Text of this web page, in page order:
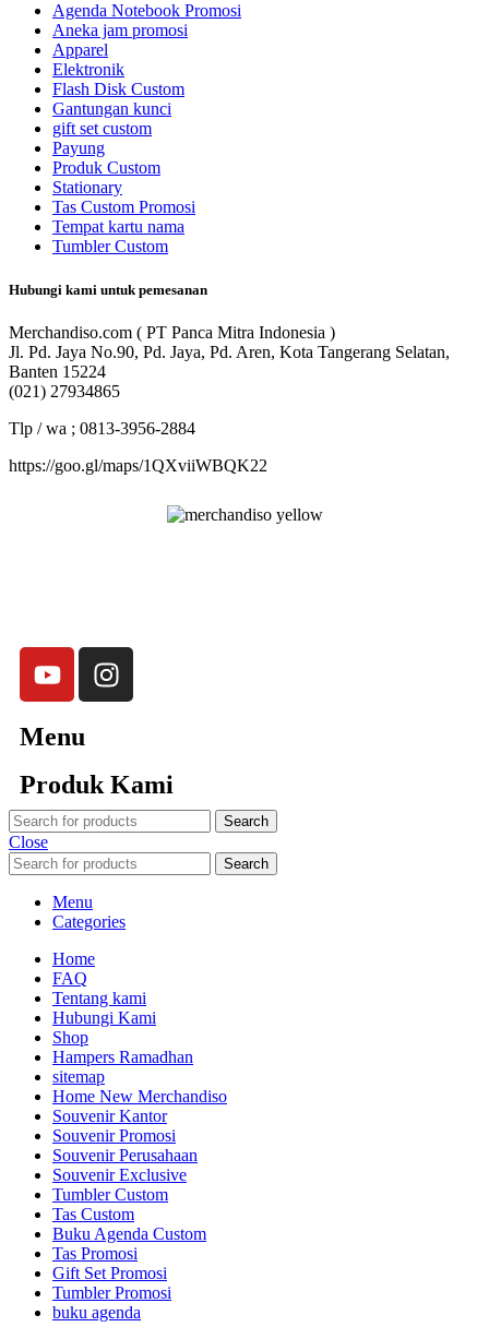
Agenda Notebook Promosi
Aneka jam promosi
Apparel
Elektronik
Flash Disk Custom
Gantungan kunci
gift set custom
Payung
Produk Custom
Stationary
Tas Custom Promosi
Tempat kartu nama
Tumbler Custom
Hubungi kami untuk pemesanan
Merchandiso.com ( PT Panca Mitra Indonesia )
Jl. Pd. Jaya No.90, Pd. Jaya, Pd. Aren, Kota Tangerang Selatan,
Banten 15224
(021) 27934865
Tlp / wa ; 0813-3956-2884
https://goo.gl/maps/1QXviiWBQK22
Menu
Produk Kami
Search
Close
Search
Menu
Categories
Home
FAQ
Tentang kami
Hubungi Kami
Shop
Hampers Ramadhan
sitemap
Home New Merchandiso
Souvenir Kantor
Souvenir Promosi
Souvenir Perusahaan
Souvenir Exclusive
Tumbler Custom
Tas Custom
Buku Agenda Custom
Tas Promosi
Gift Set Promosi
Tumbler Promosi
buku agenda